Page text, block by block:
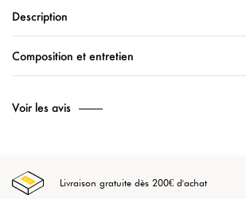
Description
Composition et entretien
Voir les avis
Livraison gratuite dès 200€ d'achat